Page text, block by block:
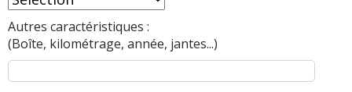
Autres caractéristiques :
(Boîte, kilométrage, année, jantes...)